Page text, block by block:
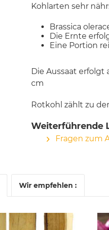
Kohlarten sehr
Brassica
Die Ernte
Eine Portion
Die Aussaat erfolgt
cm
Rotkohl zählt zu
Weiterführende
Fragen zum
Wir empfehlen :